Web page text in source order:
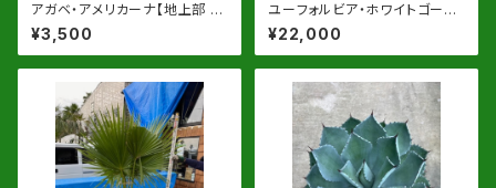
アガベ・アメリカーナ【地上部 約
40-50cm】8号鉢ｏｒ根巻物
¥3,500
ユーフォルビア・ホワイトゴース
ト 10号鉢【同等品】
¥22,000